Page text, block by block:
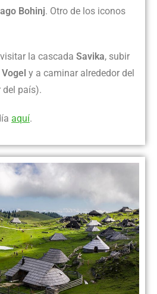
Bohinj. Otro de los iconos
la cascada Savika, subir
y a caminar alrededor del
del país).
aquí.